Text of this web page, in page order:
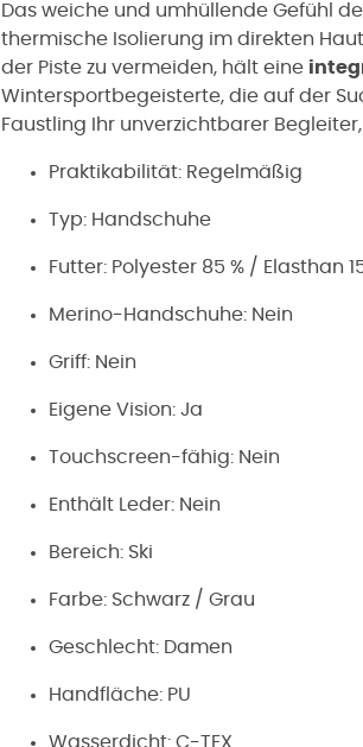
Das weiche und umhüllende Gefühl
thermische Isolierung im direkten
der Piste zu vermeiden, hält eine
Wintersportbegeisterte, die auf der
Faustling Ihr unverzichtbarer
Praktikabilität: Regelmäßig
Typ: Handschuhe
Futter: Polyester 85 % / Elasthan
Merino-Handschuhe: Nein
Griff: Nein
Eigene Vision: Ja
Touchscreen-fähig: Nein
Enthält Leder: Nein
Bereich: Ski
Farbe: Schwarz / Grau
Geschlecht: Damen
Handfläche: PU
Wasserdicht: C-TEX